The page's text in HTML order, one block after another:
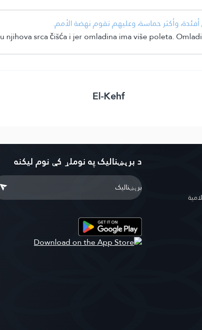
وأكثر حماسة، وعليهم تقوم نهضة الأمم.
srca čišća i jer omladina ima više poleta.
El-Kehf
د برېښنالیک په نوملړ کې نوم لیکنه